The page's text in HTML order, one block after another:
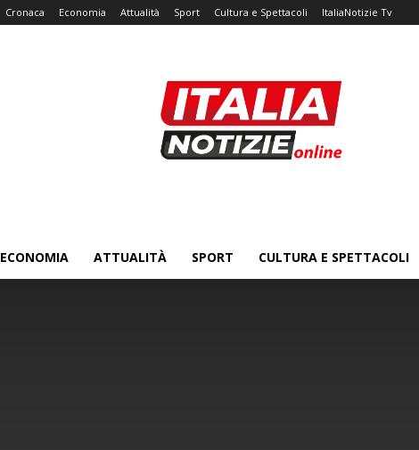
Cronaca Economia Attualità Sport Cultura e Spettacoli ItaliaNotizie Tv
ECONOMIA ATTUALITÀ SPORT CULTURA E SPETTACOLI